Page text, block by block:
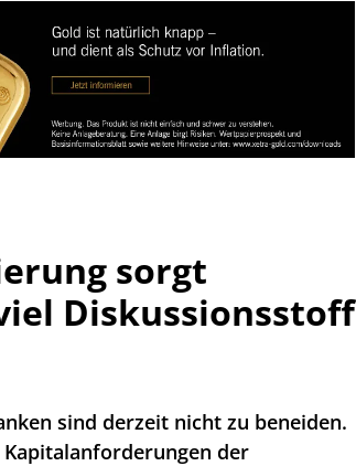
sorgt
Diskussionsstoff
sind derzeit nicht zu beneiden.
der